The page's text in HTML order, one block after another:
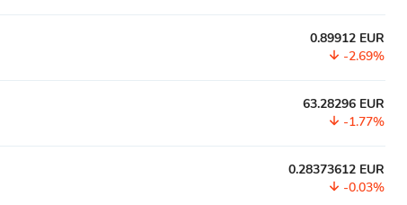
0.89912 EUR
-2.69%
63.28296 EUR
-1.77%
0.28373612 EUR
-0.03%